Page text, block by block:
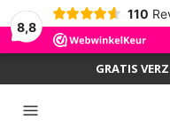
8,8
110
GRATIS